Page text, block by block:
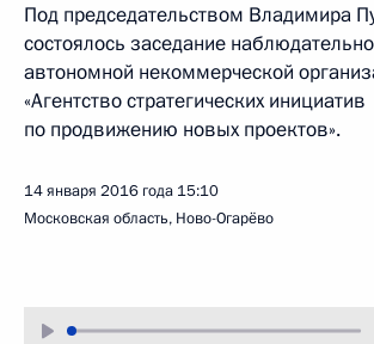
Под председательством Владимира
состоялось заседание
автономной некоммерческой
«Агентство стратегических инициатив
по продвижению новых проектов».
14 января 2016 года 15:10
Московская область, Ново-Огарёво